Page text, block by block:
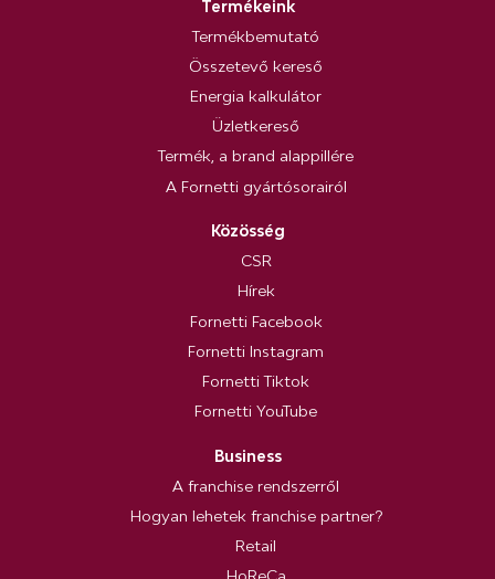
Termékeink
Termékbemutató
Összetevő kereső
Energia kalkulátor
Üzletkereső
Termék, a brand alappillére
A Fornetti gyártósorairól
Közösség
CSR
Hírek
Fornetti Facebook
Fornetti Instagram
Fornetti Tiktok
Fornetti YouTube
Business
A franchise rendszerről
Hogyan lehetek franchise partner?
Retail